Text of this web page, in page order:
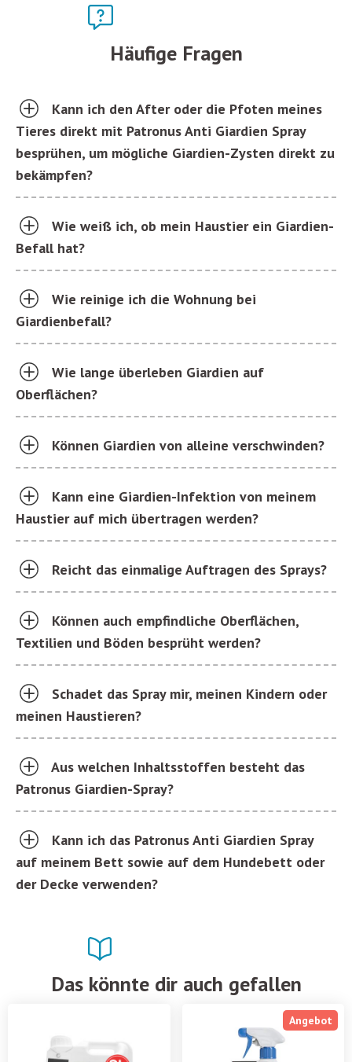
Häufige Fragen
Kann ich den After oder die Pfoten meines
Tieres direkt mit Patronus Anti Giardien Spray
besprühen, um mögliche Giardien-Zysten direkt zu
bekämpfen?
Wie weiß ich, ob mein Haustier ein Giardien-
Befall hat?
Wie reinige ich die Wohnung bei
Giardienbefall?
Wie lange überleben Giardien auf
Oberflächen?
Können Giardien von alleine verschwinden?
Kann eine Giardien-Infektion von meinem
Haustier auf mich übertragen werden?
Reicht das einmalige Auftragen des Sprays?
Können auch empfindliche Oberflächen,
Textilien und Böden besprüht werden?
Schadet das Spray mir, meinen Kindern oder
meinen Haustieren?
Aus welchen Inhaltsstoffen besteht das
Patronus Giardien-Spray?
Kann ich das Patronus Anti Giardien Spray
auf meinem Bett sowie auf dem Hundebett oder
der Decke verwenden?
Das könnte dir auch gefallen
Angebot